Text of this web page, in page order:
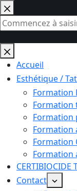
Passer
au
contenu
Aucun
résultatAccueil
Esthétique /
Formation
Formation
Formation
Formation
Formation
Formation
CERTIBIOCIDE
Contact